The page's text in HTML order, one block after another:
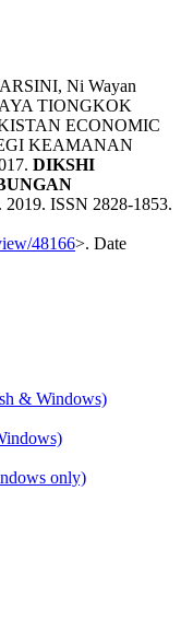
Ni Wayan
TIONGKOK
ECONOMIC
KEAMANAN
DIKSHI
2019. ISSN 2828-1853.
48166>. Date
& Windows)
only)